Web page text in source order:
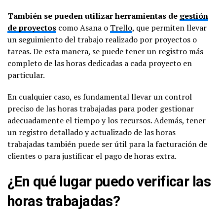
También se pueden utilizar herramientas de gestión
de proyectos como Asana o Trello, que permiten llevar
un seguimiento del trabajo realizado por proyectos o
tareas. De esta manera, se puede tener un registro más
completo de las horas dedicadas a cada proyecto en
particular.
En cualquier caso, es fundamental llevar un control
preciso de las horas trabajadas para poder gestionar
adecuadamente el tiempo y los recursos. Además, tener
un registro detallado y actualizado de las horas
trabajadas también puede ser útil para la facturación de
clientes o para justificar el pago de horas extra.
¿En qué lugar puedo verificar las
horas trabajadas?